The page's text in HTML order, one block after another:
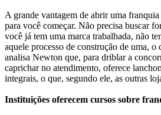
A grande vantagem de abrir uma
para você começar. Não precisa buscar
você já tem uma marca trabalhada, não
aquele processo de construção de uma,
analisa Newton que, para driblar a
caprichar no atendimento, oferece
integrais, o que, segundo ele, as outras
Instituições oferecem cursos sobre